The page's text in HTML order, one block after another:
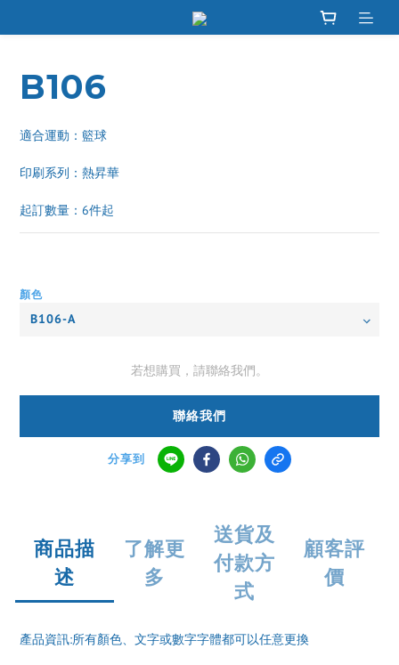
B106
適合運動：籃球
印刷系列：熱昇華
起訂數量：6件起
顏色
若想購買，請聯絡我們。
聯絡我們
分享到
商品描
述
了解更
多
送貨及
付款方
式
顧客評
價
產品資訊:所有顏色、文字或數字字體都可以任意更換